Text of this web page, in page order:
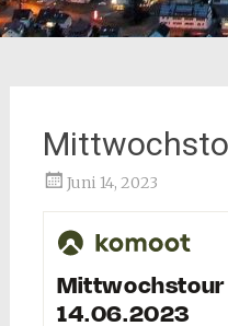
Juni 14, 2023